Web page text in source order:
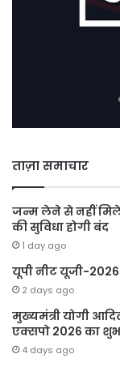
ताज़ा समाचार
जन्म लेने से नहीं
की सुविधा होगी बंद
1 day ago
यूपी नीट यूजी-
2 days ago
मुख्यमंत्री योगी
एक्सपो 2026 का
4 days ago